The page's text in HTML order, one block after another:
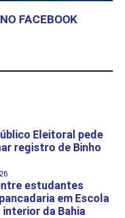
FACEBOOK
Eleitoral pede
registro de Binho
estudantes
em Escola
da Bahia